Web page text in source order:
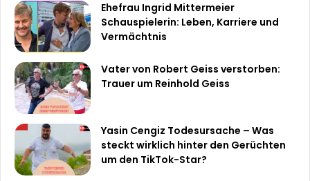
Ehefrau Ingrid Mittermeier
Schauspielerin: Leben, Karriere und
Vermächtnis
Vater von Robert Geiss verstorben:
Trauer um Reinhold Geiss
Yasin Cengiz Todesursache – Was
steckt wirklich hinter den Gerüchten
um den TikTok-Star?